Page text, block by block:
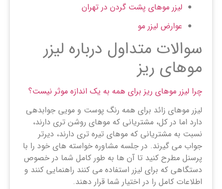
لیزر موهای پشت گردن در تهران
عوارض لیزر مو
سوالات متداول درباره لیزر
موهای ریز
چرا لیزر موهای ریز برای همه به یک اندازه موثر نیست؟
لیزر موهای زائد برای همه رنگ پوست و مویی جوابدهی
دارد اما در کل، مشتریانی که موهای روشن تری دارند،
نسبت به مشتریانی که موهای تیره تری دارند، دیرتر
جواب می گیرند. در جلسه مشاوره خواسته های خود را با
پرسنل مطرح کنید تا آن ها به طور کامل شما در خصوص
دستگاهی که برای لیزر استفاده می کنند راهنمایی کنند و
اطلاعات کامل را در اختیار شما قرار دهند.